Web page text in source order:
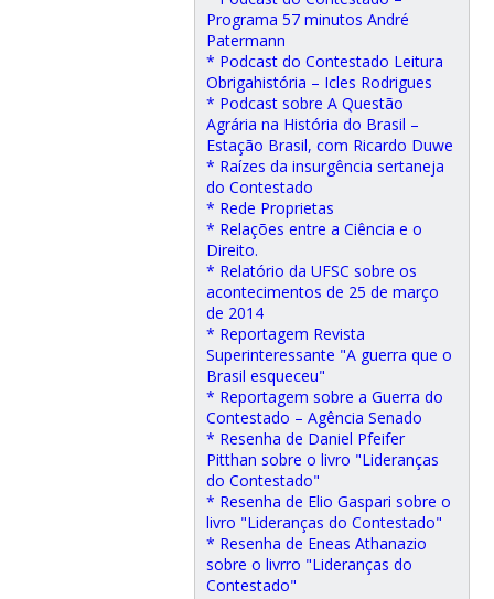
Programa 57 minutos André
Patermann
* Podcast do Contestado Leitura
Obrigahistória – Icles Rodrigues
* Podcast sobre A Questão
Agrária na História do Brasil –
Estação Brasil, com Ricardo Duwe
* Raízes da insurgência sertaneja
do Contestado
* Rede Proprietas
* Relações entre a Ciência e o
Direito.
* Relatório da UFSC sobre os
acontecimentos de 25 de março
de 2014
* Reportagem Revista
Superinteressante "A guerra que o
Brasil esqueceu"
* Reportagem sobre a Guerra do
Contestado – Agência Senado
* Resenha de Daniel Pfeifer
Pitthan sobre o livro "Lideranças
do Contestado"
* Resenha de Elio Gaspari sobre o
livro "Lideranças do Contestado"
* Resenha de Eneas Athanazio
sobre o livrro "Lideranças do
Contestado"